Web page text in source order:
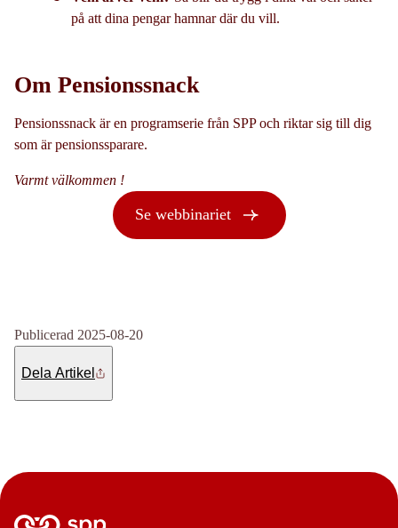
på att dina pengar hamnar där du vill.
Om Pensionssnack
Pensionssnack är en programserie från SPP och riktar sig till dig
som är pensionssparare.
Varmt välkommen !
Se webbinariet
Publicerad 2025-08-20
Dela Artikel